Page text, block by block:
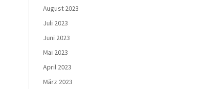
August 2023
Juli 2023
Juni 2023
Mai 2023
April 2023
März 2023